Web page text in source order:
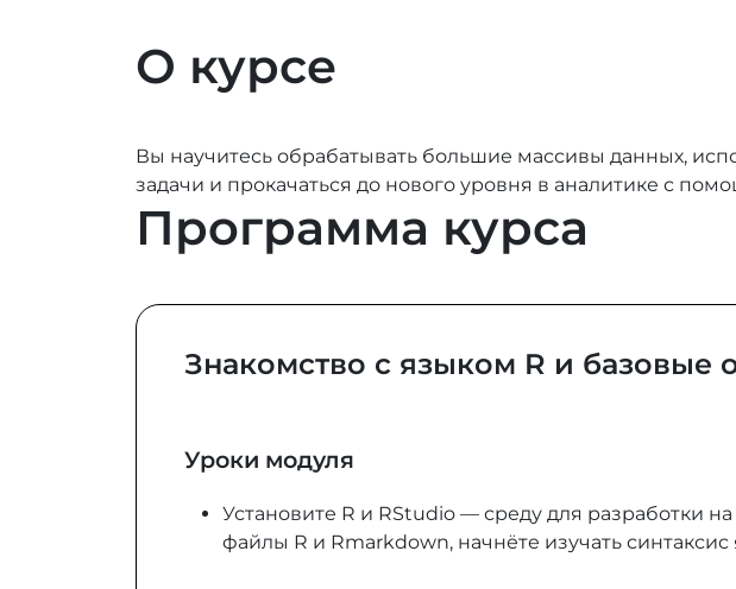
О курсе
Вы научитесь обрабатывать большие массивы данных,
задачи и прокачаться до нового уровня в аналитике с
Программа курса
Знакомство с языком R и базовые
Уроки модуля
Установите R и RStudio — среду для разработки
файлы R и Rmarkdown, начнёте изучать